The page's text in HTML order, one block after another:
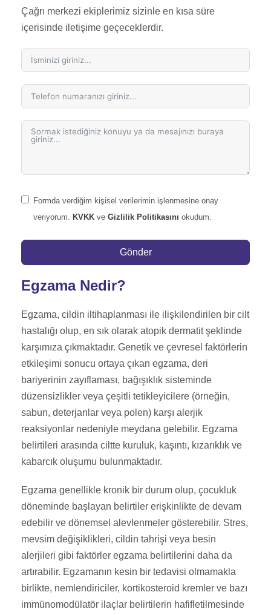
Çağrı merkezi ekiplerimiz sizinle en kısa süre
içerisinde iletişime geçeceklerdir.
Formda verdiğim kişisel verilerimin işlenmesine onay
veriyorum. KVKK ve Gizlilik Politikasını okudum.
Gönder
Egzama Nedir?
Egzama, cildin iltihaplanması ile ilişkilendirilen bir cilt
hastalığı olup, en sık olarak atopik dermatit şeklinde
karşımıza çıkmaktadır. Genetik ve çevresel faktörlerin
etkileşimi sonucu ortaya çıkan egzama, deri
bariyerinin zayıflaması, bağışıklık sisteminde
düzensizlikler veya çeşitli tetikleyicilere (örneğin,
sabun, deterjanlar veya polen) karşı alerjik
reaksiyonlar nedeniyle meydana gelebilir. Egzama
belirtileri arasında ciltte kuruluk, kaşıntı, kızarıklık ve
kabarcık oluşumu bulunmaktadır.
Egzama genellikle kronik bir durum olup, çocukluk
döneminde başlayan belirtiler erişkinlikte de devam
edebilir ve dönemsel alevlenmeler gösterebilir. Stres,
mevsim değişiklikleri, cildin tahrişi veya besin
alerjileri gibi faktörler egzama belirtilerini daha da
artırabilir. Egzamanın kesin bir tedavisi olmamakla
birlikte, nemlendiriciler, kortikosteroid kremler ve bazı
immünomodülatör ilaçlar belirtilerin hafifletilmesinde